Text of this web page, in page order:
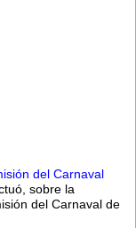
del Carnaval
sobre la
del Carnaval de